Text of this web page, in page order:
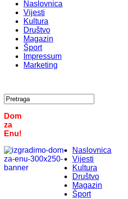
Naslovnica
Vijesti
Kultura
Društvo
Magazin
Šport
Impressum
Marketing
Dom
za
Enu!
Naslovnica
Vijesti
Kultura
Društvo
Magazin
Šport